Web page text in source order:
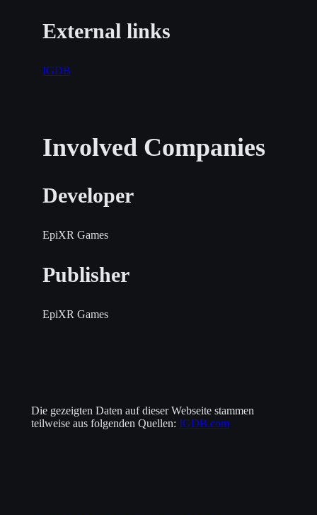
External links
IGDB
Involved Companies
Developer
EpiXR Games
Publisher
EpiXR Games
Die gezeigten Daten auf dieser Webseite stammen
teilweise aus folgenden Quellen: IGDB.com